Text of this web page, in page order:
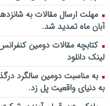
آبان ماه تمدید شد.
کتابچه مقالات دومین
لینک دانلود
به مناسبت دومین سالگرد
به دنیای واقعیت پل زد.